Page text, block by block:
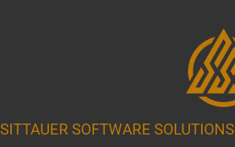
SITTAUER SOFTWARE SOLUTIONS